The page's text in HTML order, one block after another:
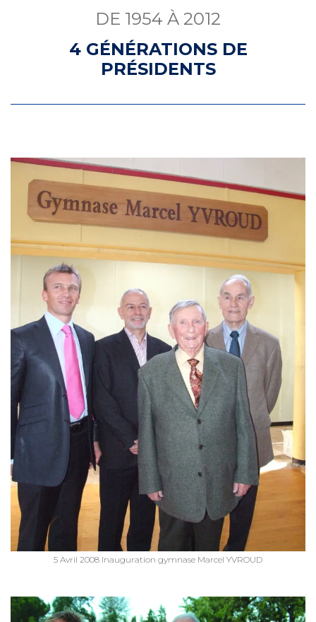
DE 1954 À 2012
4 GÉNÉRATIONS DE
PRÉSIDENTS
5 Avril 2008 Inauguration gymnase Marcel YVROUD